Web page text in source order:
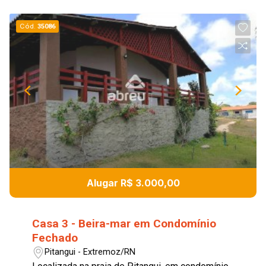
de Ensino Noilde
Ramalho
Próximo ao IFRN Natal
Central
Próximo ao Instituto
Maria Auxiliadora
Próximo ao Salesiano
Dom Bosco
Cód.35086
Alugar R$ 3.000,00
Casa 3 - Beira-mar em Condomínio
Fechado
Pitangui - Extremoz/RN